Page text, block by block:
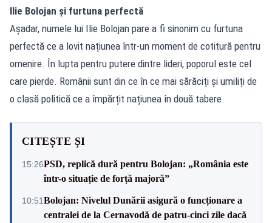
Ilie Bolojan și furtuna perfectă
Așadar, numele lui Ilie Bolojan pare a fi sinonim cu furtuna
perfectă ce a lovit națiunea într-un moment de cotitură pentru
omenire. În lupta pentru putere dintre lideri, poporul este cel
care pierde. Românii sunt din ce în ce mai sărăciți și umiliți de
o clasă politică ce a împărțit națiunea în două tabere.
CITEȘTE ȘI
15:26PSD, replică dură pentru Bolojan: „România este
într-o situație de forță majoră”
10:51Bolojan: Nivelul Dunării asigură o funcționare a
centralei de la Cernavodă de patru-cinci zile dacă